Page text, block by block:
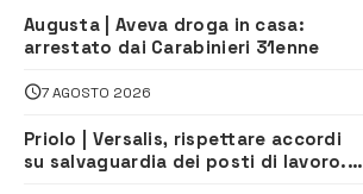
Augusta | Aveva droga in casa:
arrestato dai Carabinieri 31enne
7 AGOSTO 2026
Priolo | Versalis, rispettare accordi
su salvaguardia dei posti di lavoro. Il